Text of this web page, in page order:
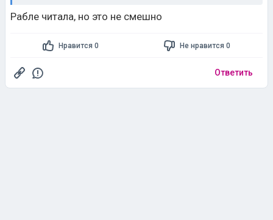
Рабле читала, но это не смешно
Нравится 0 Не нравится 0
Ответить